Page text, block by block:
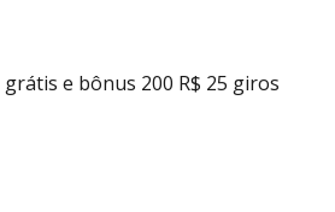
e bônus 200 R$ 25 giros